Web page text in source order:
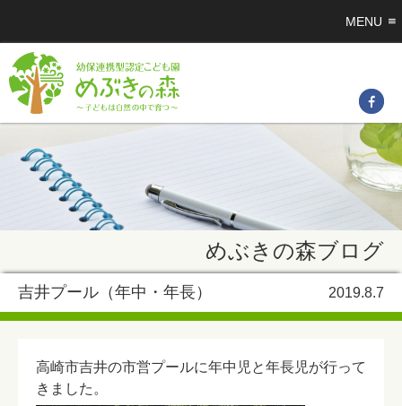
MENU
めぶきの森ブログ
吉井プール（年中・年長） 2019.8.7
高崎市吉井の市営プールに年中児と年長児が行って
きました。